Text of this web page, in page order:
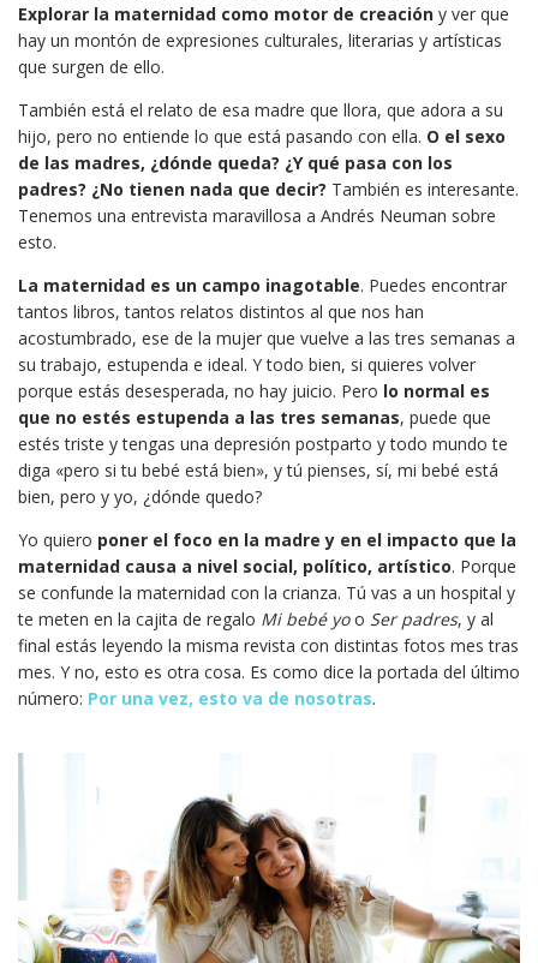
Explorar la maternidad como motor de creación y ver que
hay un montón de expresiones culturales, literarias y artísticas
que surgen de ello.
También está el relato de esa madre que llora, que adora a su
hijo, pero no entiende lo que está pasando con ella. O el sexo
de las madres, ¿dónde queda? ¿Y qué pasa con los
padres? ¿No tienen nada que decir? También es interesante.
Tenemos una entrevista maravillosa a Andrés Neuman sobre
esto.
La maternidad es un campo inagotable. Puedes encontrar
tantos libros, tantos relatos distintos al que nos han
acostumbrado, ese de la mujer que vuelve a las tres semanas a
su trabajo, estupenda e ideal. Y todo bien, si quieres volver
porque estás desesperada, no hay juicio. Pero lo normal es
que no estés estupenda a las tres semanas, puede que
estés triste y tengas una depresión postparto y todo mundo te
diga «pero si tu bebé está bien», y tú pienses, sí, mi bebé está
bien, pero y yo, ¿dónde quedo?
Yo quiero poner el foco en la madre y en el impacto que la
maternidad causa a nivel social, político, artístico. Porque
se confunde la maternidad con la crianza. Tú vas a un hospital y
te meten en la cajita de regalo Mi bebé yoo Ser padres, y al
final estás leyendo la misma revista con distintas fotos mes tras
mes. Y no, esto es otra cosa. Es como dice la portada del último
número: Por una vez, esto va de nosotras.